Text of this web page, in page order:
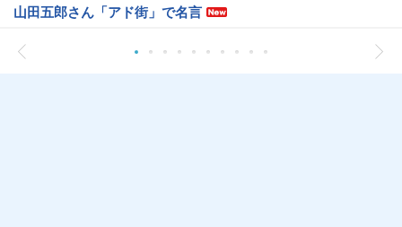
山田五郎さん「アド街」で名言